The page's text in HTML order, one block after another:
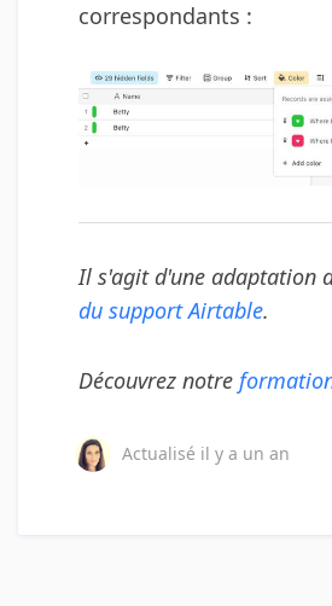
correspondants :
Il s'agit d'une adaptation
du support Airtable.
Découvrez notre
Actualisé il y a un an